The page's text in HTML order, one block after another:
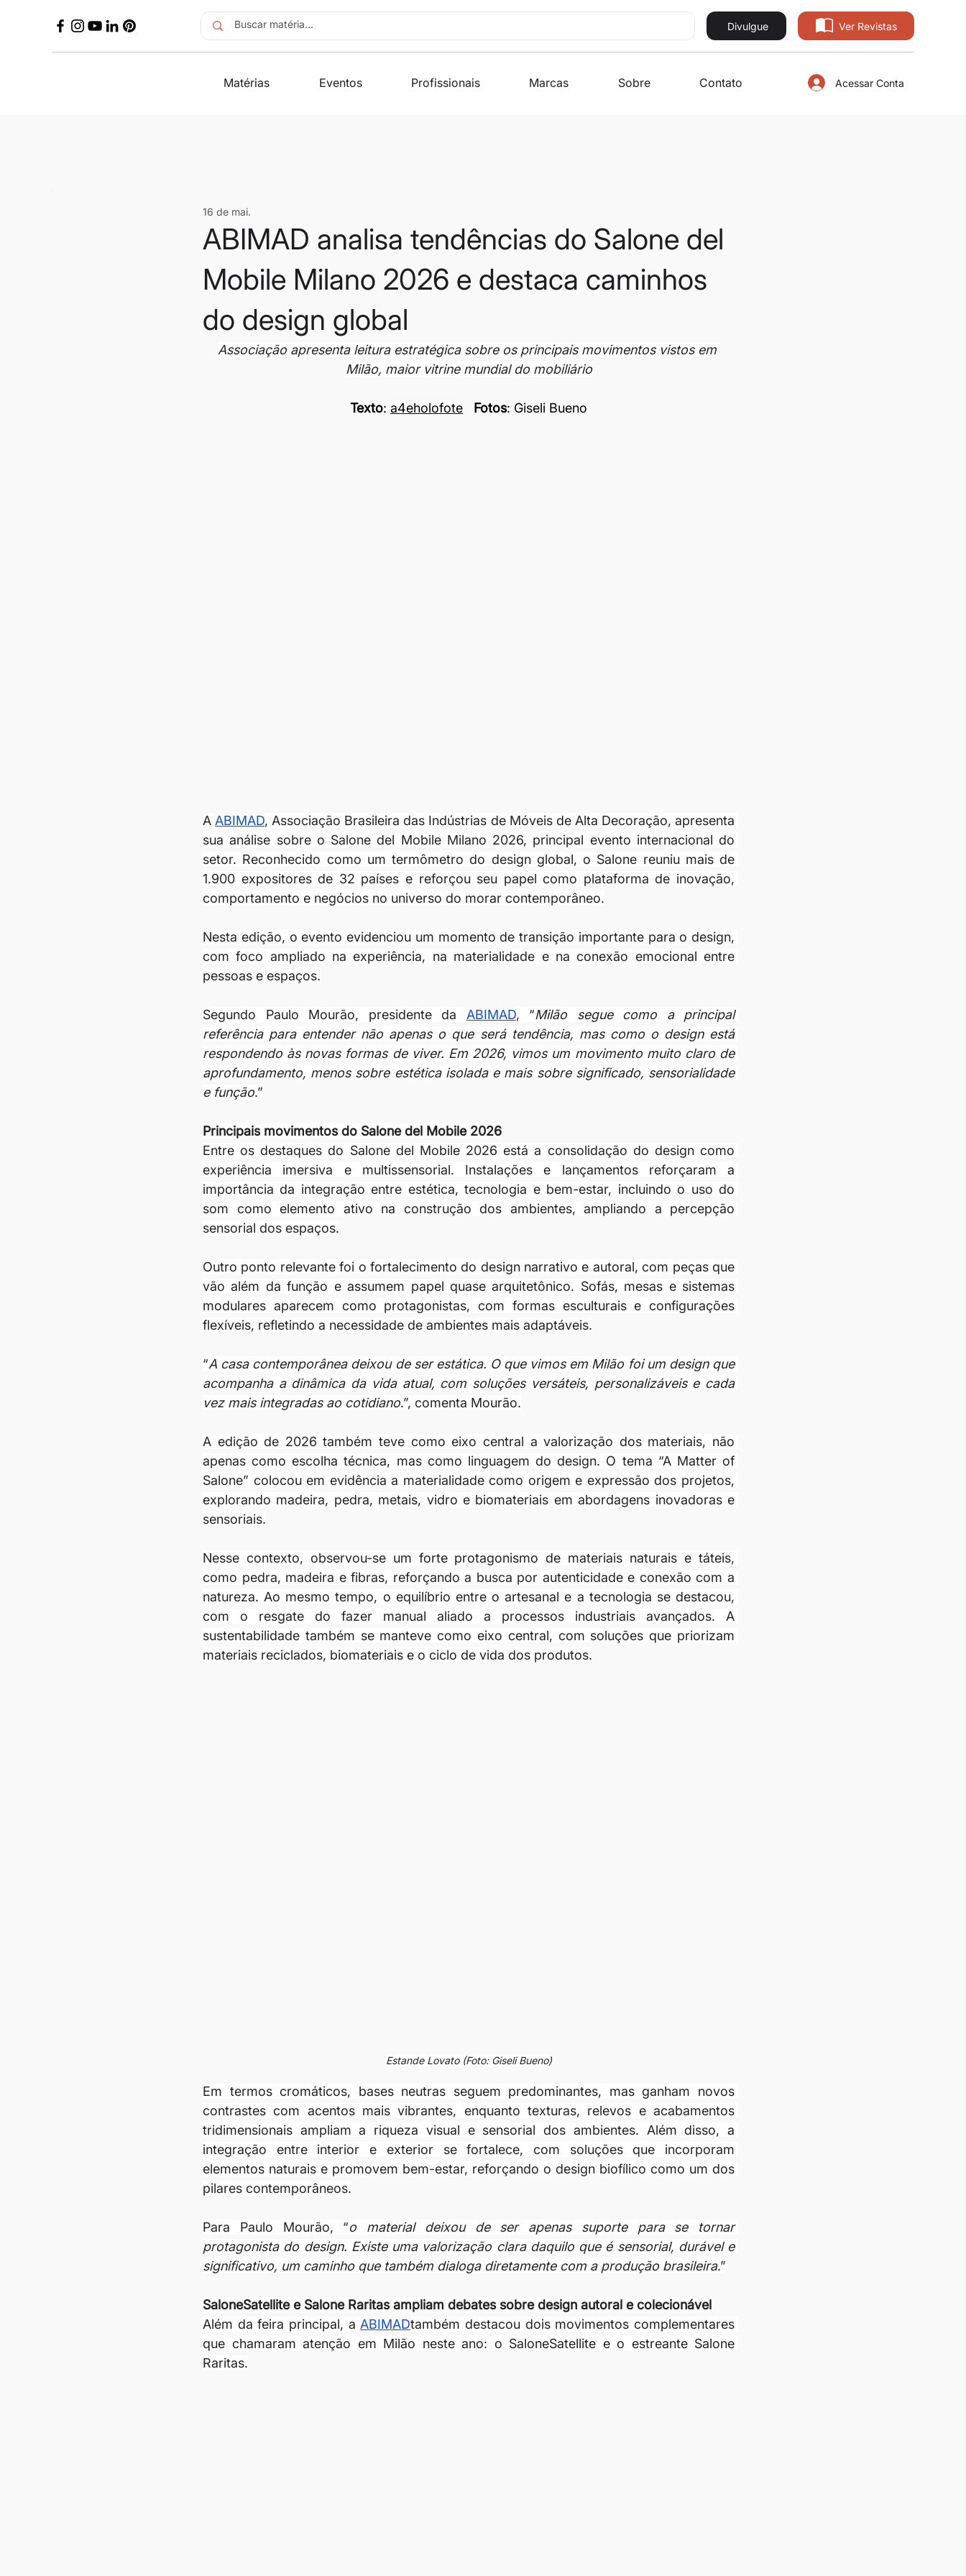
Divulgue Ver Revistas
Matérias Eventos Profissionais Marcas Sobre Contato Acessar Conta
ABIMAD analisa tendências do Salone del
Mobile Milano 2026 e destaca caminhos
do design global
16 de mai.
Associação apresenta leitura estratégica sobre os principais movimentos vistos em
Milão, maior vitrine mundial do mobiliário
Texto: a4eholofote Fotos: Giseli Bueno
A ABIMAD, Associação Brasileira das Indústrias de Móveis de Alta Decoração, apresenta
sua análise sobre o Salone del Mobile Milano 2026, principal evento internacional do
setor. Reconhecido como um termômetro do design global, o Salone reuniu mais de
1.900 expositores de 32 países e reforçou seu papel como plataforma de inovação,
comportamento e negócios no universo do morar contemporâneo.
Nesta edição, o evento evidenciou um momento de transição importante para o design,
com foco ampliado na experiência, na materialidade e na conexão emocional entre
pessoas e espaços.
Segundo Paulo Mourão, presidente da ABIMAD, “Milão segue como a principal
referência para entender não apenas o que será tendência, mas como o design está
respondendo às novas formas de viver. Em 2026, vimos um movimento muito claro de
aprofundamento, menos sobre estética isolada e mais sobre significado, sensorialidade
e função.”
Principais movimentos do Salone del Mobile 2026
Entre os destaques do Salone del Mobile 2026 está a consolidação do design como
experiência imersiva e multissensorial. Instalações e lançamentos reforçaram a
importância da integração entre estética, tecnologia e bem-estar, incluindo o uso do
som como elemento ativo na construção dos ambientes, ampliando a percepção
sensorial dos espaços.
Outro ponto relevante foi o fortalecimento do design narrativo e autoral, com peças que
vão além da função e assumem papel quase arquitetônico. Sofás, mesas e sistemas
modulares aparecem como protagonistas, com formas esculturais e configurações
flexíveis, refletindo a necessidade de ambientes mais adaptáveis.
“A casa contemporânea deixou de ser estática. O que vimos em Milão foi um design que
acompanha a dinâmica da vida atual, com soluções versáteis, personalizáveis e cada
vez mais integradas ao cotidiano.”, comenta Mourão.
A edição de 2026 também teve como eixo central a valorização dos materiais, não
apenas como escolha técnica, mas como linguagem do design. O tema “A Matter of
Salone” colocou em evidência a materialidade como origem e expressão dos projetos,
explorando madeira, pedra, metais, vidro e biomateriais em abordagens inovadoras e
sensoriais.
Nesse contexto, observou-se um forte protagonismo de materiais naturais e táteis,
como pedra, madeira e fibras, reforçando a busca por autenticidade e conexão com a
natureza. Ao mesmo tempo, o equilíbrio entre o artesanal e a tecnologia se destacou,
com o resgate do fazer manual aliado a processos industriais avançados. A
sustentabilidade também se manteve como eixo central, com soluções que priorizam
materiais reciclados, biomateriais e o ciclo de vida dos produtos.
Estande Lovato (Foto: Giseli Bueno)
Em termos cromáticos, bases neutras seguem predominantes, mas ganham novos
contrastes com acentos mais vibrantes, enquanto texturas, relevos e acabamentos
tridimensionais ampliam a riqueza visual e sensorial dos ambientes. Além disso, a
integração entre interior e exterior se fortalece, com soluções que incorporam
elementos naturais e promovem bem-estar, reforçando o design biofílico como um dos
pilares contemporâneos.
Para Paulo Mourão, “o material deixou de ser apenas suporte para se tornar
protagonista do design. Existe uma valorização clara daquilo que é sensorial, durável e
significativo, um caminho que também dialoga diretamente com a produção brasileira.”
SaloneSatellite e Salone Raritas ampliam debates sobre design autoral e colecionável
Além da feira principal, a ABIMADtambém destacou dois movimentos complementares
que chamaram atenção em Milão neste ano: o SaloneSatellite e o estreante Salone
Raritas.